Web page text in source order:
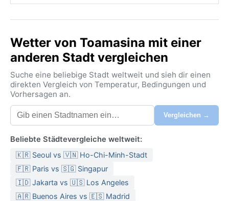
Wetter von Toamasina mit einer
anderen Stadt vergleichen
Suche eine beliebige Stadt weltweit und sieh dir einen
direkten Vergleich von Temperatur, Bedingungen und
Vorhersagen an.
Vergleichen →
Beliebte Städtevergleiche weltweit:
🇰🇷 Seoul vs 🇻🇳 Ho-Chi-Minh-Stadt
🇫🇷 Paris vs 🇸🇬 Singapur
🇮🇩 Jakarta vs 🇺🇸 Los Angeles
🇦🇷 Buenos Aires vs 🇪🇸 Madrid